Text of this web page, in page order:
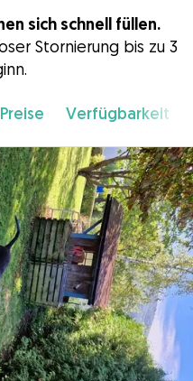
sich schnell füllen.
Stornierung bis zu 3
Verfügbarkeit